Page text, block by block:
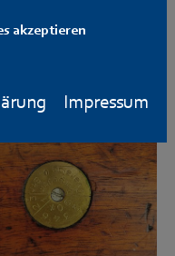
akzeptieren
Impressum